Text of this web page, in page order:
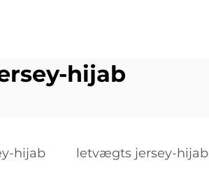
hijab
hijab letvægts jersey-hijab